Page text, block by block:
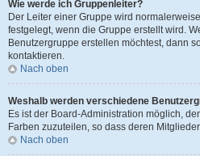
Wie werde ich Gruppenleiter?
Der Leiter einer Gruppe wird
festgelegt, wenn die Gruppe erstellt wird.
Benutzergruppe erstellen möchtest, dann
kontaktieren.
Nach oben
Weshalb werden verschiedene
Es ist der Board-Administration möglich,
Farben zuzuteilen, so dass deren
Nach oben